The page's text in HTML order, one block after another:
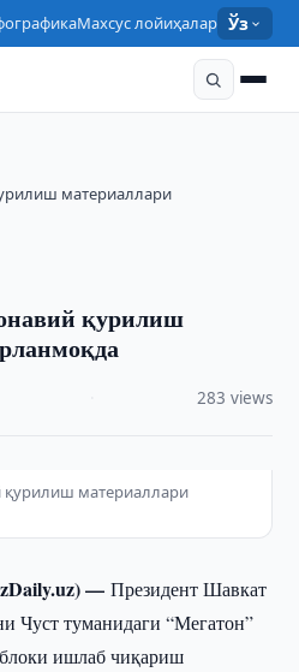
Махсус лойиҳалар Ўз
материаллари
қурилиш
283 views
қурилиш материаллари
—Президент Шавкат
Чуст туманидаги “Мегатон”
блоки ишлаб чиқариш